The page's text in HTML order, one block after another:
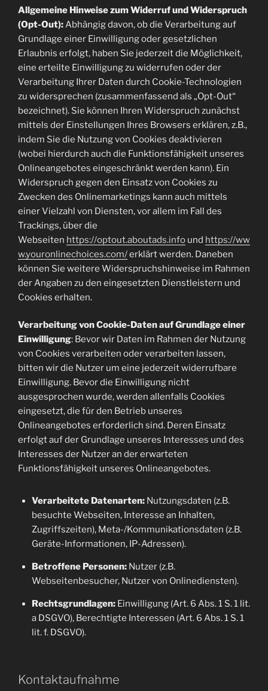
Allgemeine Hinweise zum Widerruf und Widerspruch
(Opt-Out): Abhängig davon, ob die Verarbeitung auf
Grundlage einer Einwilligung oder gesetzlichen
Erlaubnis erfolgt, haben Sie jederzeit die Möglichkeit,
eine erteilte Einwilligung zu widerrufen oder der
Verarbeitung Ihrer Daten durch Cookie-Technologien
zu widersprechen (zusammenfassend als „Opt-Out“
bezeichnet). Sie können Ihren Widerspruch zunächst
mittels der Einstellungen Ihres Browsers erklären, z.B.,
indem Sie die Nutzung von Cookies deaktivieren
(wobei hierdurch auch die Funktionsfähigkeit unseres
Onlineangebotes eingeschränkt werden kann). Ein
Widerspruch gegen den Einsatz von Cookies zu
Zwecken des Onlinemarketings kann auch mittels
einer Vielzahl von Diensten, vor allem im Fall des
Trackings, über die
Webseiten https://optout.aboutads.info und https://ww
w.youronlinechoices.com/erklärt werden. Daneben
können Sie weitere Widerspruchshinweise im Rahmen
der Angaben zu den eingesetzten Dienstleistern und
Cookies erhalten.
Verarbeitung von Cookie-Daten auf Grundlage einer
Einwilligung: Bevor wir Daten im Rahmen der Nutzung
von Cookies verarbeiten oder verarbeiten lassen,
bitten wir die Nutzer um eine jederzeit widerrufbare
Einwilligung. Bevor die Einwilligung nicht
ausgesprochen wurde, werden allenfalls Cookies
eingesetzt, die für den Betrieb unseres
Onlineangebotes erforderlich sind. Deren Einsatz
erfolgt auf der Grundlage unseres Interesses und des
Interesses der Nutzer an der erwarteten
Funktionsfähigkeit unseres Onlineangebotes.
Verarbeitete Datenarten:Nutzungsdaten (z.B.
besuchte Webseiten, Interesse an Inhalten,
Zugriffszeiten), Meta-/Kommunikationsdaten (z.B.
Geräte-Informationen, IP-Adressen).
Betroffene Personen:Nutzer (z.B.
Webseitenbesucher, Nutzer von Onlinediensten).
Rechtsgrundlagen:Einwilligung (Art. 6 Abs. 1 S. 1 lit.
a DSGVO), Berechtigte Interessen (Art. 6 Abs. 1 S. 1
lit. f. DSGVO).
Kontaktaufnahme